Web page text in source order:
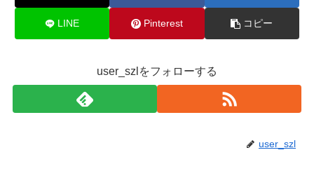
LINE Pinterest コピー
user_szlをフォローする
user_szl